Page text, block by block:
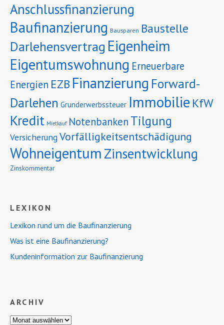
Anschlussfinanzierung
Baufinanzierung Bausparen Baustelle
Darlehensvertrag Eigenheim
Eigentumswohnung Erneuerbare
Energien EZB Finanzierung Forward-
Darlehen Grunderwerbssteuer Immobilie KfW
Kredit Mietkauf Notenbanken Tilgung
VersicherungVorfälligkeitsentschädigung
Wohneigentum Zinsentwicklung
Zinskommentar
LEXIKON
Lexikon rund um die Baufinanzierung
Was ist eine Baufinanzierung?
Kundeninformation zur Baufinanzierung
ARCHIV